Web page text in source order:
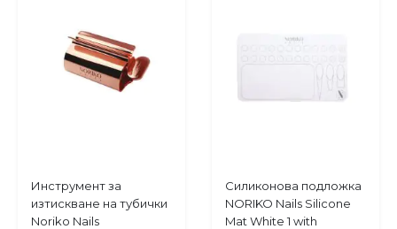
Добави
в
Купи
Инструмент за
изтискване на тубички
Noriko Nails
Добави
в
Купи
Силиконова подложка
NORIKO Nails Silicone
Mat White 1 with